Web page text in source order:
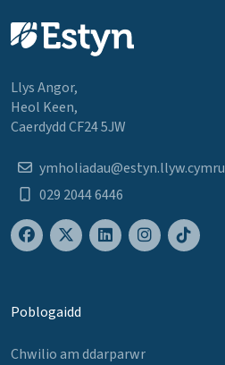
Llys Angor,
Heol Keen,
Caerdydd CF24 5JW
ymholiadau@estyn.llyw.cymru
029 2044 6446
Poblogaidd
Chwilio am ddarparwr